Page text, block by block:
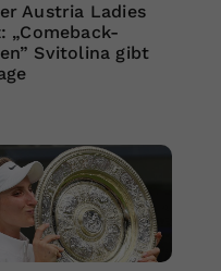
Austria Ladies
„Comeback-
Svitolina gibt